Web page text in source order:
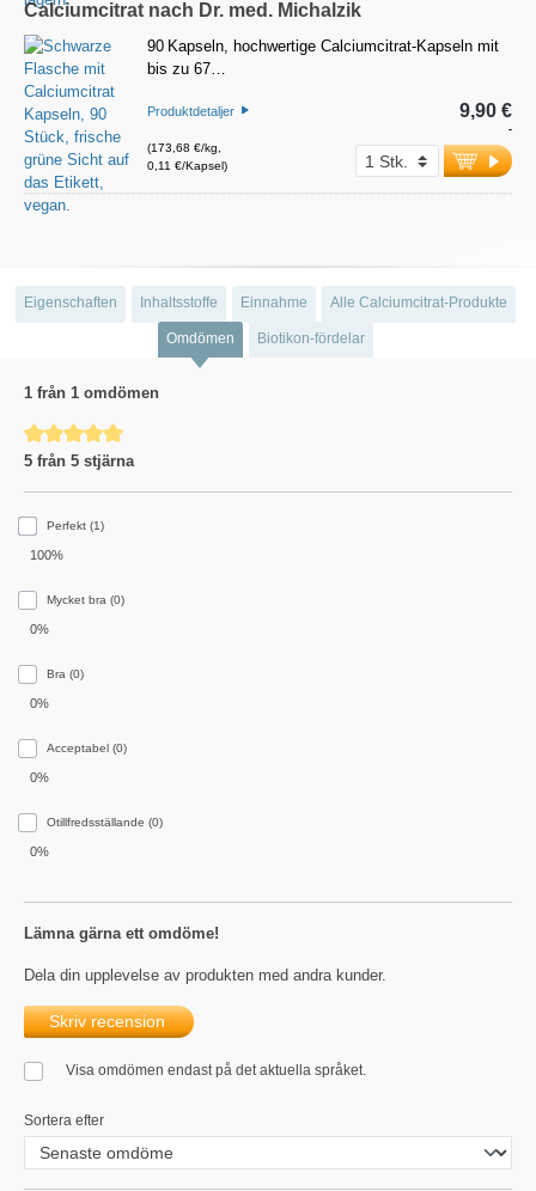
Calciumcitrat nach Dr. med. Michalzik
90 Kapseln, hochwertige Calciumcitrat-Kapseln mit
bis zu 67…
Produktdetaljer
(173,68 €/kg,
0,11 €/Kapsel)
-
9,90 €
Eigenschaften Inhaltsstoffe Einnahme Alle Calciumcitrat-Produkte
Omdömen Biotikon-fördelar
1 från 1 omdömen
Genomsnittligt betyg på 5 av 5 stjärnor
5 från 5 stjärna
Perfekt (1)
100%
Mycket bra (0)
0%
Bra (0)
0%
Acceptabel (0)
0%
Otillfredsställande (0)
0%
Lämna gärna ett omdöme!
Dela din upplevelse av produkten med andra kunder.
Skriv recension
Visa omdömen endast på det aktuella språket.
Sortera efter